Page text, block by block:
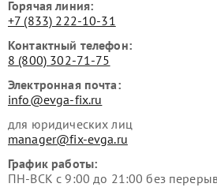
Горячая линия:
+7 (833) 222-10-31
Контактный телефон:
8 (800) 302-71-75
Электронная почта:
info@evga-fix.ru
для юридических лиц
manager@fix-evga.ru
График работы:
ПН-ВСК с 9:00 до 21:00 без